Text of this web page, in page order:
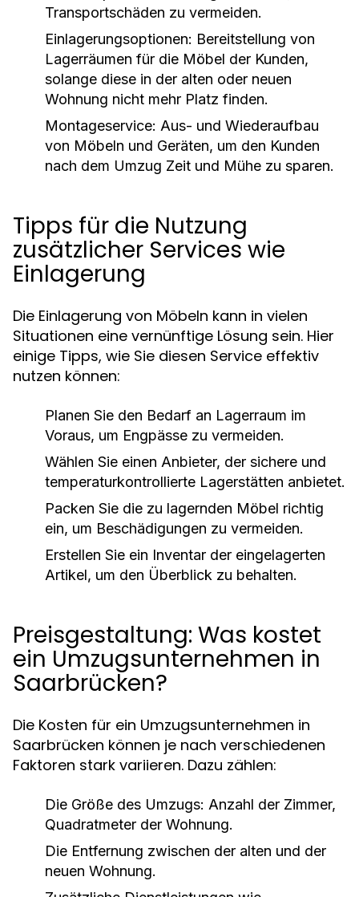
Transportschäden zu vermeiden.
Einlagerungsoptionen: Bereitstellung von
Lagerräumen für die Möbel der Kunden,
solange diese in der alten oder neuen
Wohnung nicht mehr Platz finden.
Montageservice: Aus- und Wiederaufbau
von Möbeln und Geräten, um den Kunden
nach dem Umzug Zeit und Mühe zu sparen.
Tipps für die Nutzung
zusätzlicher Services wie
Einlagerung
Die Einlagerung von Möbeln kann in vielen
Situationen eine vernünftige Lösung sein. Hier
einige Tipps, wie Sie diesen Service effektiv
nutzen können:
Planen Sie den Bedarf an Lagerraum im
Voraus, um Engpässe zu vermeiden.
Wählen Sie einen Anbieter, der sichere und
temperaturkontrollierte Lagerstätten anbietet.
Packen Sie die zu lagernden Möbel richtig
ein, um Beschädigungen zu vermeiden.
Erstellen Sie ein Inventar der eingelagerten
Artikel, um den Überblick zu behalten.
Preisgestaltung: Was kostet
ein Umzugsunternehmen in
Saarbrücken?
Die Kosten für ein Umzugsunternehmen in
Saarbrücken können je nach verschiedenen
Faktoren stark variieren. Dazu zählen:
Die Größe des Umzugs: Anzahl der Zimmer,
Quadratmeter der Wohnung.
Die Entfernung zwischen der alten und der
neuen Wohnung.